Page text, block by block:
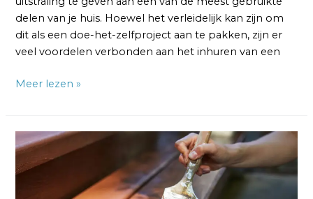
delen van je huis. Hoewel het verleidelijk kan zijn om
dit als een doe-het-zelfproject aan te pakken, zijn er
veel voordelen verbonden aan het inhuren van een
Meer lezen »
Tips
voor
het